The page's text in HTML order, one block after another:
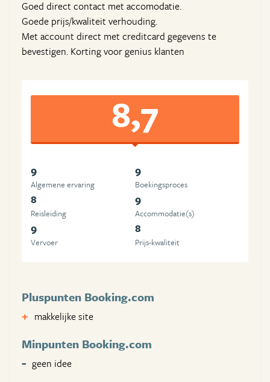
Goed direct contact met accomodatie.
Goede prijs/kwaliteit verhouding.
Met account direct met creditcard gegevens te
bevestigen. Korting voor genius klanten
8,7
9
Algemene ervaring
9
Boekingsproces
8
Reisleiding
9
Accommodatie(s)
9
Vervoer
8
Prijs-kwaliteit
Pluspunten Booking.com
makkelijke site
Minpunten Booking.com
geen idee